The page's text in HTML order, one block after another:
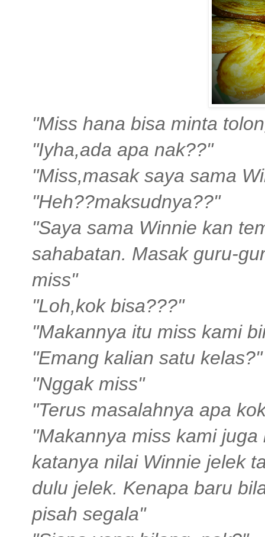
"Miss hana bisa minta
"Iyha,ada apa nak??"
"Miss,masak saya sama
"Heh??maksudnya??"
"Saya sama Winnie kan
sahabatan. Masak guru-
miss"
"Loh,kok bisa???"
"Makannya itu miss kami
"Emang kalian satu kelas?"
"Nggak miss"
"Terus masalahnya apa
"Makannya miss kami
katanya nilai Winnie jelek
dulu jelek. Kenapa baru
pisah segala"